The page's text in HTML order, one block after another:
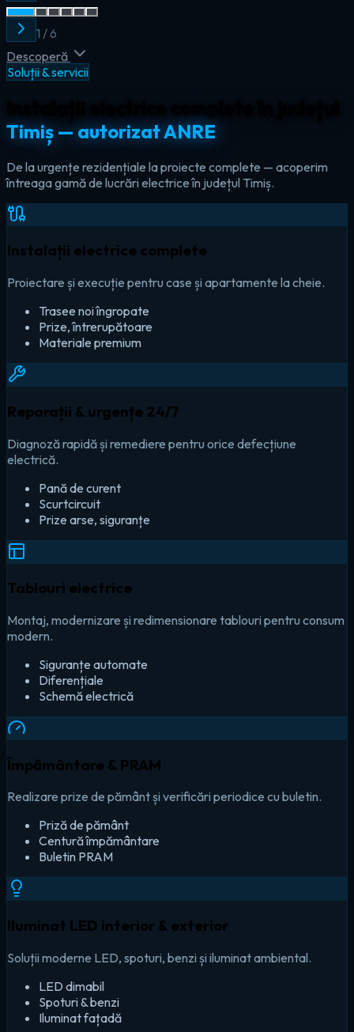
2 /6
Descoperă
Soluții & servicii
Timiș — autorizat ANRE
De la urgențe rezidențiale la proiecte complete — acoperim
întreaga gamă de lucrări electrice în județul Timiș.
Instalații electrice complete
Proiectare și execuție pentru case și apartamente la cheie.
Trasee noi îngropate
Prize, întrerupătoare
Materiale premium
Reparații & urgențe 24/7
Diagnoză rapidă și remediere pentru orice defecțiune
electrică.
Pană de curent
Scurtcircuit
Prize arse, siguranțe
Tablouri electrice
Montaj, modernizare și redimensionare tablouri pentru consum
modern.
Siguranțe automate
Diferențiale
Schemă electrică
Împământare & PRAM
Realizare prize de pământ și verificări periodice cu buletin.
Priză de pământ
Centură împământare
Buletin PRAM
Iluminat LED interior & exterior
Soluții moderne LED, spoturi, benzi și iluminat ambiental.
LED dimabil
Spoturi & benzi
Iluminat fațadă